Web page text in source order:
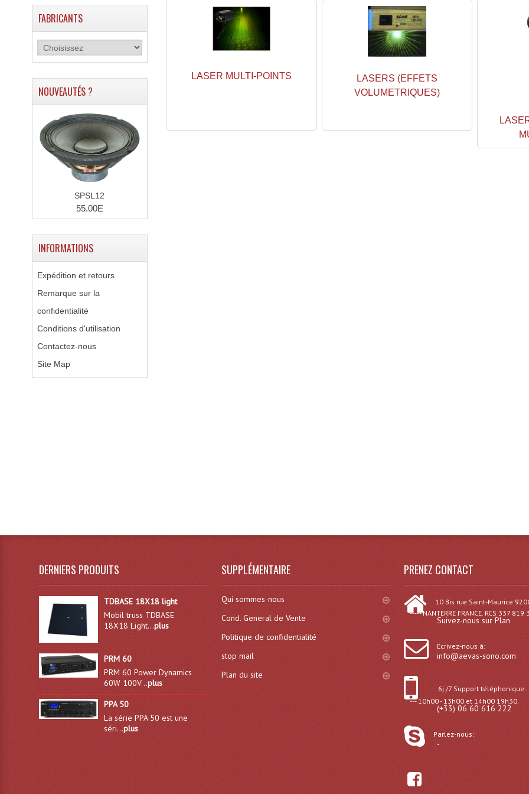
LASER MULTI-POINTS
LASERS (EFFETS
VOLUMETRIQUES)
FABRICANTS
NOUVEAUTÉS ?
SPSL12
55.00E
INFORMATIONS
Expédition et retours
Remarque sur la
confidentialité
Conditions d'utilisation
Contactez-nous
Site Map
DERNIERS PRODUITS
TDBASE 18X18 light
Mobil truss TDBASE
18X18 Light...plus
PRM 60
PRM 60 Power Dynamics
60W 100V...plus
PPA 50
La série PPA 50 est une
séri...plus
SUPPLÉMENTAIRE
Qui sommes-nous
Cond. General de Vente
Politique de confidentialité
stop mail
Plan du site
PRENEZ CONTACT
10 Bis rue Saint-Maurice
----- NANTERRE FRANCE. RCS 337 819
Suivez-nous sur Plan
Écrivez-nous à:
info@aevas-sono.com
6j /7 Support téléphonique:
--- 10h00 - 13h00 et 14h00 19h30.
(+33) 06 60 616 222
Parlez-nous:
-